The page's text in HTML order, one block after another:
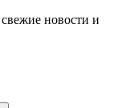
новости и